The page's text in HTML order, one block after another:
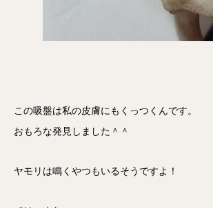
この吸盤は私の皮膚にもくっつくんです。
おもろな発見しました＾＾
ヤモリは鳴くやつもいるそうですよ！